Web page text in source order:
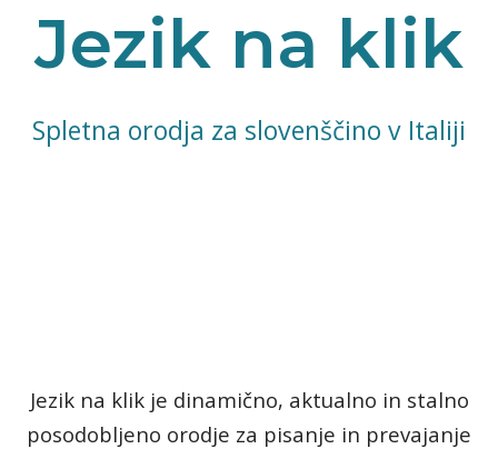
Jezik na klik
Spletna orodja za slovenščino v Italiji
Jezik na klik je dinamično, aktualno in stalno
posodobljeno orodje za pisanje in prevajanje